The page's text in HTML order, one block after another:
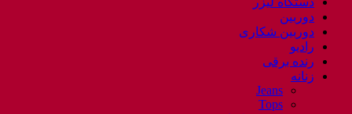
دوربین
دوربین شکاری
رادیو
رنده برقی
زنانه
Jeans
Tops